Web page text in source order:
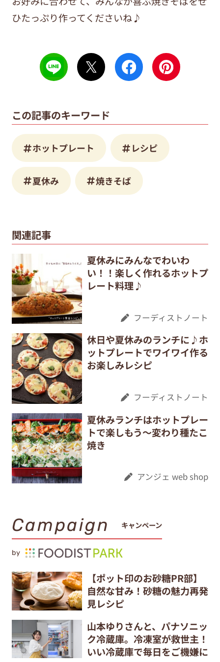
ひたっぷり作ってくださいね♪
この記事のキーワード
ホットプレート レシピ
夏休み 焼きそば
関連記事
夏休みにみんなでわいわ
い！！楽しく作れるホットプ
レート料理♪
フーディストノート
休日や夏休みのランチに♪ホ
ットプレートでワイワイ作る
お楽しみレシピ
フーディストノート
夏休みランチはホットプレー
トで楽しもう～変わり種たこ
焼き
アンジェ web shop
Campaign キャンペーン
by
【ポット印のお砂糖PR部】
自然な甘み！砂糖の魅力再発
見レシピ
山本ゆりさんと、パナソニッ
ク冷蔵庫。冷凍室が救世主！
いい冷蔵庫で毎日をご機嫌に